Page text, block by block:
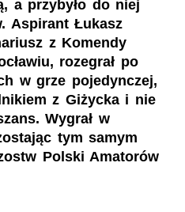
a przybyło do niej
Aspirant Łukasz
z Komendy
rozegrał po
w grze pojedynczej,
z Giżycka i nie
Wygrał w
tym samym
Polski Amatorów